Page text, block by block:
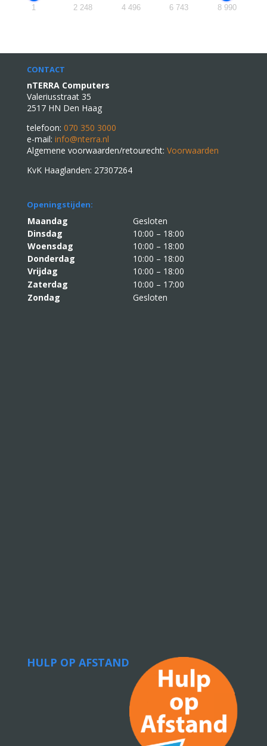
1 2 248 4 496 6 743 8 990
CONTACT
nTERRA Computers
Valeriusstraat 35
2517 HN Den Haag
telefoon: 070 350 3000
e-mail: info@nterra.nl
Algemene voorwaarden/retourecht: Voorwaarden
KvK Haaglanden: 27307264
Openingstijden:
Maandag
Gesloten
Dinsdag
10:00 – 18:00
Woensdag
10:00 – 18:00
Donderdag
10:00 – 18:00
Vrijdag
10:00 – 18:00
Zaterdag
10:00 – 17:00
Zondag
Gesloten
HULP OP AFSTAND